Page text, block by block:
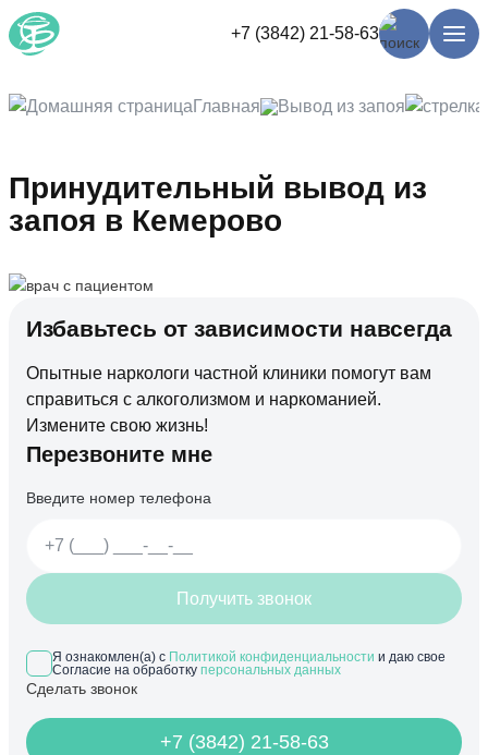
+7 (3842) 21-58-63
Главная Вывод из запоя
Принудительный вывод из
запоя в Кемерово
Избавьтесь от зависимости навсегда
Опытные наркологи частной клиники помогут вам
справиться с алкоголизмом и наркоманией.
Измените свою жизнь!
Перезвоните мне
Введите номер телефона
Получить звонок
Я ознакомлен(а) с Политикой конфиденциальности и даю свое
Согласие на обработку персональных данных
Сделать звонок
+7 (3842) 21-58-63